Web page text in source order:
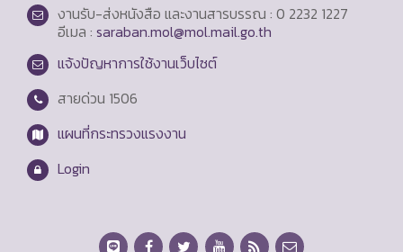
งานรับ-ส่งหนังสือ และงานสารบรรณ : 0 2232 1227
อีเมล : saraban.mol@mol.mail.go.th
แจ้งปัญหาการใช้งานเว็บไซต์
สายด่วน 1506
แผนที่กระทรวงแรงงาน
Login